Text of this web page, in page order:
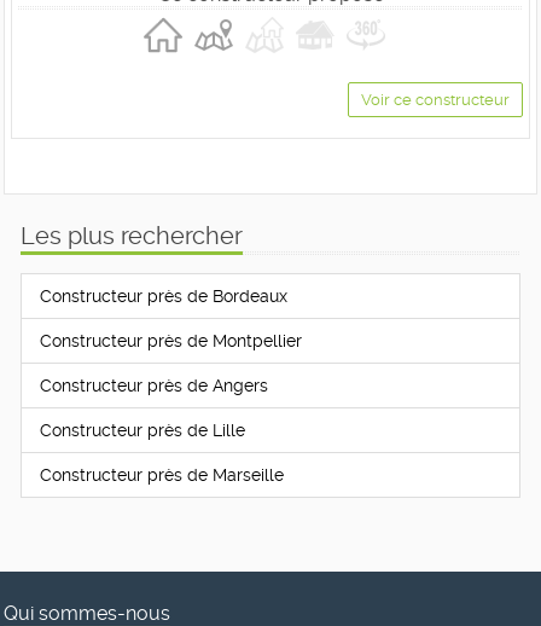
Voir ce constructeur
Les plus rechercher
Constructeur près de Bordeaux
Constructeur près de Montpellier
Constructeur près de Angers
Constructeur près de Lille
Constructeur près de Marseille
Qui sommes-nous